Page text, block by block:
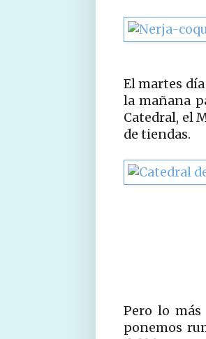
El martes
la mañana
Catedral, el
de tiendas.
Pero lo
ponemos